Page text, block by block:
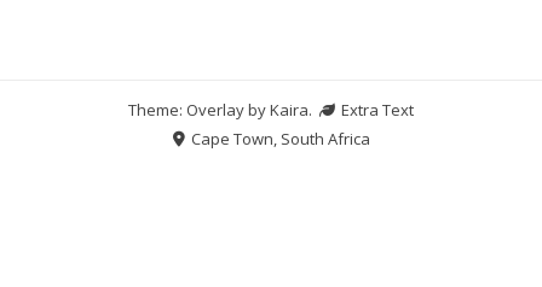
Theme: Overlay byKaira.
Extra Text
Cape Town, South Africa